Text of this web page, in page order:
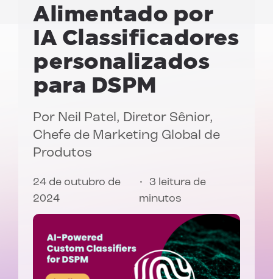
Alimentado por
IA Classificadores
personalizados
para DSPM
Por Neil Patel, Diretor Sênior,
Chefe de Marketing Global de
Produtos
24 de outubro de
2024
3 leitura de
minutos